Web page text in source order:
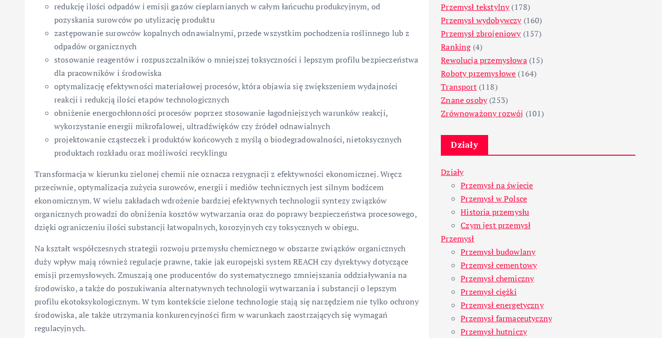
redukcję ilości odpadów i emisji gazów cieplarnianych w całym łańcuchu produkcyjnym, od
pozyskania surowców po utylizację produktu
zastępowanie surowców kopalnych odnawialnymi, przede wszystkim pochodzenia roślinnego lub z
odpadów organicznych
stosowanie reagentów i rozpuszczalników o mniejszej toksyczności i lepszym profilu bezpieczeństwa
dla pracowników i środowiska
optymalizację efektywności materiałowej procesów, która objawia się zwiększeniem wydajności
reakcji i redukcją ilości etapów technologicznych
obniżenie energochłonności procesów poprzez stosowanie łagodniejszych warunków reakcji,
wykorzystanie energii mikrofalowej, ultradźwięków czy źródeł odnawialnych
projektowanie cząsteczek i produktów końcowych z myślą o biodegradowalności, nietoksycznych
produktach rozkładu oraz możliwości recyklingu
Transformacja w kierunku zielonej chemii nie oznacza rezygnacji z efektywności ekonomicznej. Wręcz
przeciwnie, optymalizacja zużycia surowców, energii i mediów technicznych jest silnym bodźcem
ekonomicznym. W wielu zakładach wdrożenie bardziej efektywnych technologii syntezy związków
organicznych prowadzi do obniżenia kosztów wytwarzania oraz do poprawy bezpieczeństwa procesowego,
dzięki ograniczeniu ilości substancji łatwopalnych, korozyjnych czy toksycznych w obiegu.
Na kształt współczesnych strategii rozwoju przemysłu chemicznego w obszarze związków organicznych
duży wpływ mają również regulacje prawne, takie jak europejski system REACH czy dyrektywy dotyczące
emisji przemysłowych. Zmuszają one producentów do systematycznego zmniejszania oddziaływania na
środowisko, a także do poszukiwania alternatywnych technologii wytwarzania i substancji o lepszym
profilu ekotoksykologicznym. W tym kontekście zielone technologie stają się narzędziem nie tylko ochrony
środowiska, ale także utrzymania konkurencyjności firm w warunkach zaostrzających się wymagań
regulacyjnych.
Przemysł tekstylny(178)
Przemysł wydobywczy(160)
Przemysł zbrojeniowy(157)
Ranking(4)
Rewolucja przemysłowa(15)
Roboty przemysłowe (164)
Transport(118)
Znane osoby(253)
Zrównoważony rozwój (101)
Działy
Działy
Przemysł na świecie
Przemysł w Polsce
Historia przemysłu
Czym jest przemysł
Przemysł
Przemysł budowlany
Przemysł cementowy
Przemysł chemiczny
Przemysł ciężki
Przemysł energetyczny
Przemysł farmaceutyczny
Przemysł hutniczy